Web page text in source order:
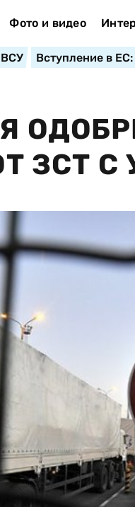
Фото и видео
ВСУ Вступление в
ЗСТ